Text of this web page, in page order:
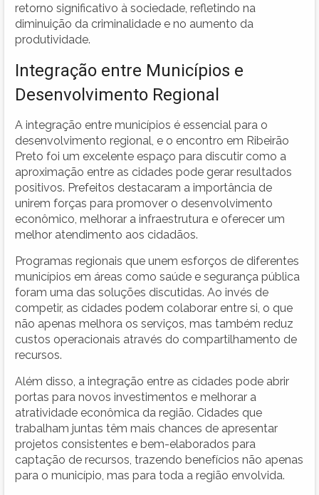
retorno significativo à sociedade, refletindo na
diminuição da criminalidade e no aumento da
produtividade.
Integração entre Municípios e
Desenvolvimento Regional
A integração entre municípios é essencial para o
desenvolvimento regional, e o encontro em Ribeirão
Preto foi um excelente espaço para discutir como a
aproximação entre as cidades pode gerar resultados
positivos. Prefeitos destacaram a importância de
unirem forças para promover o desenvolvimento
econômico, melhorar a infraestrutura e oferecer um
melhor atendimento aos cidadãos.
Programas regionais que unem esforços de diferentes
municípios em áreas como saúde e segurança pública
foram uma das soluções discutidas. Ao invés de
competir, as cidades podem colaborar entre si, o que
não apenas melhora os serviços, mas também reduz
custos operacionais através do compartilhamento de
recursos.
Além disso, a integração entre as cidades pode abrir
portas para novos investimentos e melhorar a
atratividade econômica da região. Cidades que
trabalham juntas têm mais chances de apresentar
projetos consistentes e bem-elaborados para
captação de recursos, trazendo benefícios não apenas
para o município, mas para toda a região envolvida.